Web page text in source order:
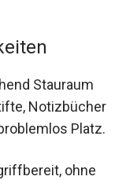
Stauraum
Notizbücher
Platz.
ohne